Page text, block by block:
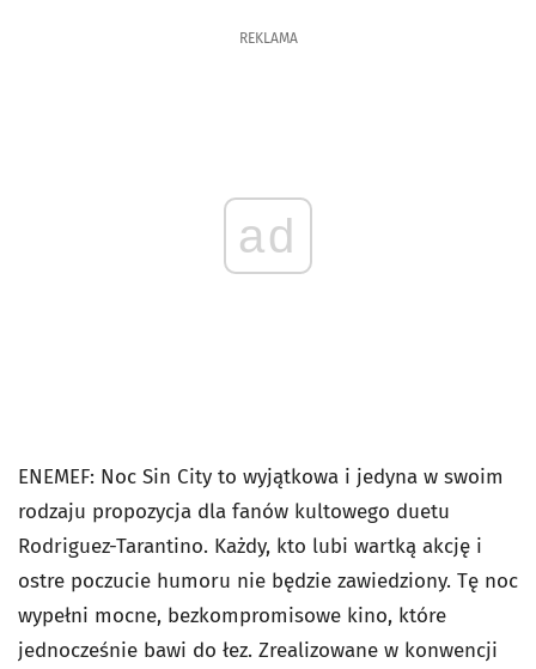
REKLAMA
ad
ENEMEF: Noc Sin City to wyjątkowa i jedyna w swoim
rodzaju propozycja dla fanów kultowego duetu
Rodriguez-Tarantino. Każdy, kto lubi wartką akcję i
ostre poczucie humoru nie będzie zawiedziony. Tę noc
wypełni mocne, bezkompromisowe kino, które
jednocześnie bawi do łez. Zrealizowane w konwencji